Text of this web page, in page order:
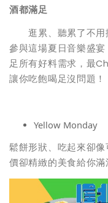
酒都滿足
逛累、聽累了不用
參與這場夏日音樂盛
足所有好料需求，最
讓你吃飽喝足沒問題！
Yellow Monday
鬆餅形狀、吃起來卻
價卻精緻的美食給你滿